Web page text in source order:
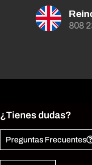
808
¿Tienes dudas?
Preguntas Frecuentes